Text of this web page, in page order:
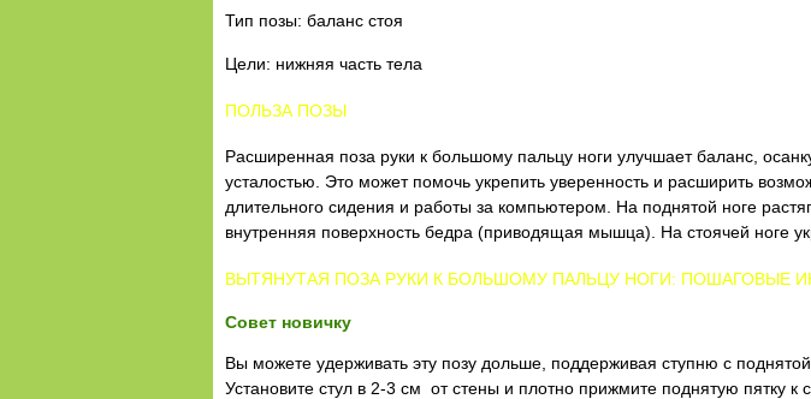
Тип позы: баланс стоя
Цели: нижняя часть тела
ПОЛЬЗА ПОЗЫ
Расширенная поза руки к большому пальцу ноги улучшает баланс,
усталостью. Это может помочь укрепить уверенность и расширить
длительного сидения и работы за компьютером. На поднятой ноге
внутренняя поверхность бедра (приводящая мышца). На стоячей ноге
ВЫТЯНУТАЯ ПОЗА РУКИ К БОЛЬШОМУ ПАЛЬЦУ НОГИ: ПОШАГОВЫЕ
Совет новичку
Вы можете удерживать эту позу дольше, поддерживая ступню с
Установите стул в 2-3 см от стены и плотно прижмите поднятую пятку к